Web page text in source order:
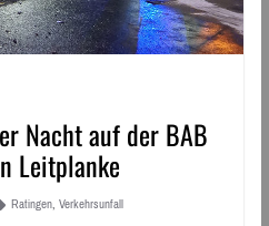
Nacht auf der BAB
Leitplanke
Ratingen, Verkehrsunfall